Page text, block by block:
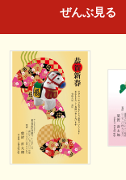
ぜんぶ見る